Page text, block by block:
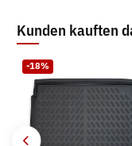
Kunden kauften
-18%